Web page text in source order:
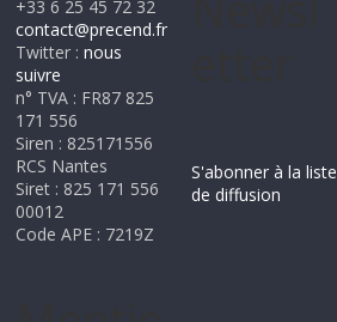
+33 6 25 45 72 32
contact@precend.fr
Twitter :nous
suivre
n° TVA : FR87 825
171 556
Siren : 825171556
RCS Nantes
Siret : 825 171 556
00012
Code APE : 7219Z
S'abonner à la liste
de diffusion